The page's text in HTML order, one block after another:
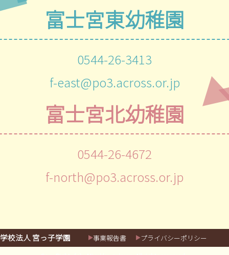
富士宮東幼稚園
0544-26-3413
f-east@po3.across.or.jp
富士宮北幼稚園
0544-26-4672
f-north@po3.across.or.jp
学校法人 宮っ子学園 事業報告書 プライバシーポリシー